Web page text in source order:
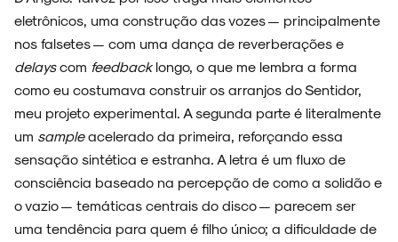
eletrônicos, uma construção das vozes — principalmente
nos falsetes — com uma dança de reverberações e
delayscom feedbacklongo, o que me lembra a forma
como eu costumava construir os arranjos do Sentidor,
meu projeto experimental. A segunda parte é literalmente
um sampleacelerado da primeira, reforçando essa
sensação sintética e estranha. A letra é um fluxo de
consciência baseado na percepção de como a solidão e
o vazio — temáticas centrais do disco — parecem ser
uma tendência para quem é filho único; a dificuldade de